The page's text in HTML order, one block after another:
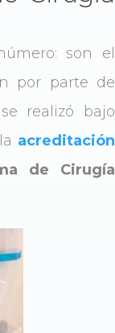
son el
por parte de
realizó bajo
acreditación
de Cirugía